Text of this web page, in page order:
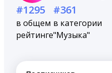
#1295
в общем
рейтинге
#361
в категории
"Музыка"